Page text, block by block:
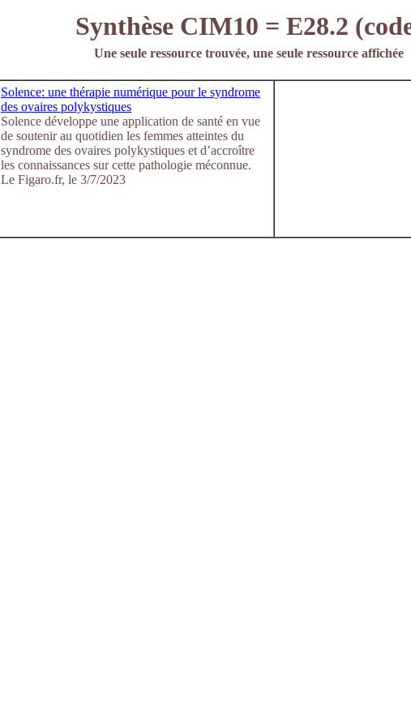
Synthèse CIM10 = E28.2
Une seule ressource trouvée, une seule ressource affichée
Solence: une thérapie numérique pour le syndrome
des ovaires polykystiques
Solence développe une application de santé en vue
de soutenir au quotidien les femmes atteintes du
syndrome des ovaires polykystiques et d’accroître
les connaissances sur cette pathologie méconnue.
Le Figaro.fr, le 3/7/2023